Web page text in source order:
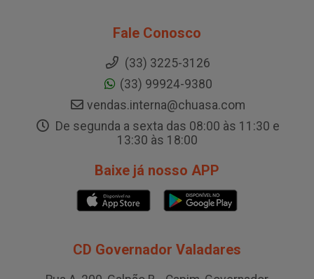
Fale Conosco
(33) 3225-3126
(33) 99924-9380
vendas.interna@chuasa.com
De segunda a sexta das 08:00 às 11:30 e
13:30 às 18:00
Baixe já nosso APP
CD Governador Valadares